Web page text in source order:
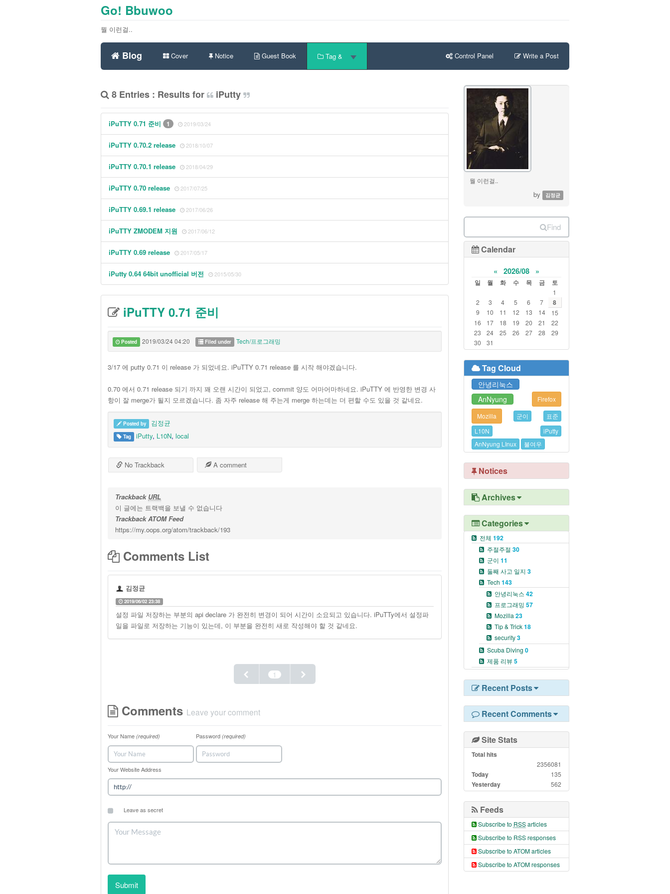
Go! Bbuwoo
뭘 이런걸..
Blog Cover Notice Guest Book Tag & Control Panel Write a Post
8 Entries : Results for iPutty
iPuTTY 0.71 준비 1 2019/03/24
iPuTTY 0.70.2 release 2018/10/07
iPuTTY 0.70.1 release 2018/04/29
iPuTTY 0.70 release 2017/07/25
iPuTTY 0.69.1 release 2017/06/26
iPuTTY ZMODEM 지원 2017/06/12
iPuTTY 0.69 release 2017/05/17
iPutty 0.64 64bit unofficial 버전 2015/05/30
iPuTTY 0.71 준비
Posted 2019/03/24 04:20 Filed under Tech/프로그래밍
3/17 에 putty 0.71 이 release 가 되었네요. iPuTTY 0.71 release 를 시작 해야겠습니다.
0.70 에서 0.71 release 되기 까지 꽤 오랜 시간이 되었고, commit 양도 어마어마하네요. iPuTTY 에 반영한 변경 사
항이 잘 merge가 될지 모르겠습니다. 좀 자주 release 해 주는게 merge 하는데는 더 편할 수도 있을 것 같네요.
Posted by 김정균
Tag iPutty, L10N, local
No Trackback A comment
Trackback URL
이 글에는 트랙백을 보낼 수 없습니다
Trackback ATOM Feed
https://my.oops.org/atom/trackback/193
Comments List
김정균
2019/06/02 23:38
설정 파일 저장하는 부분의 api declare 가 완전히 변경이 되어 시간이 소요되고 있습니다. iPuTTy에서 설정파
일을 파일로 저장하는 기능이 있는데, 이 부분을 완전히 새로 작성해야 할 것 같네요.
1
Comments Leave your comment
Your Name (required) Password (required)
Your Website Address
Leave as secret
Submit
뭘 이런걸..
by 김정균
Find
Calendar
« 2026/08 »
일 월 화 수 목 금 토
1
2
3 4 5 6 7 8
9 10 11 12 13 14
15
16
17 18 19 20 21
22
23
24 25 26 27 28
29
30
31
Tag Cloud
안녕리눅스
AnNyung
Firefox
Mozilla
군이
표준
L10N
iPutty
AnNyung LInux
불여우
Notices
Archives
Categories
전체 192
주절주절 30
군이 11
둘째 사고 일지 3
Tech 143
안녕리눅스 42
프로그래밍 57
Mozilla 23
Tip & Trick18
security3
Scuba Diving 0
제품 리뷰 5
Recent Posts
Recent Comments
Site Stats
Total hits
2356081
Today 135
Yesterday 562
Feeds
Subscribe to RSSarticles
Subscribe to RSS responses
Subscribe to ATOM articles
Subscribe to ATOM responses